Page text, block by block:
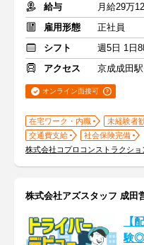
給与
月給29万
雇用形態
正社員
シフト
週5日 1日
アクセス
京成成田駅
オンライン面接可
在宅ワーク・内職 未経験者
交通費支給
社会保険完備
株式会社コプロコンストラクシ
株式会社アズスタッフ 成田
【
験◎